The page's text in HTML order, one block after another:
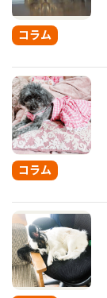
コラム
コラム